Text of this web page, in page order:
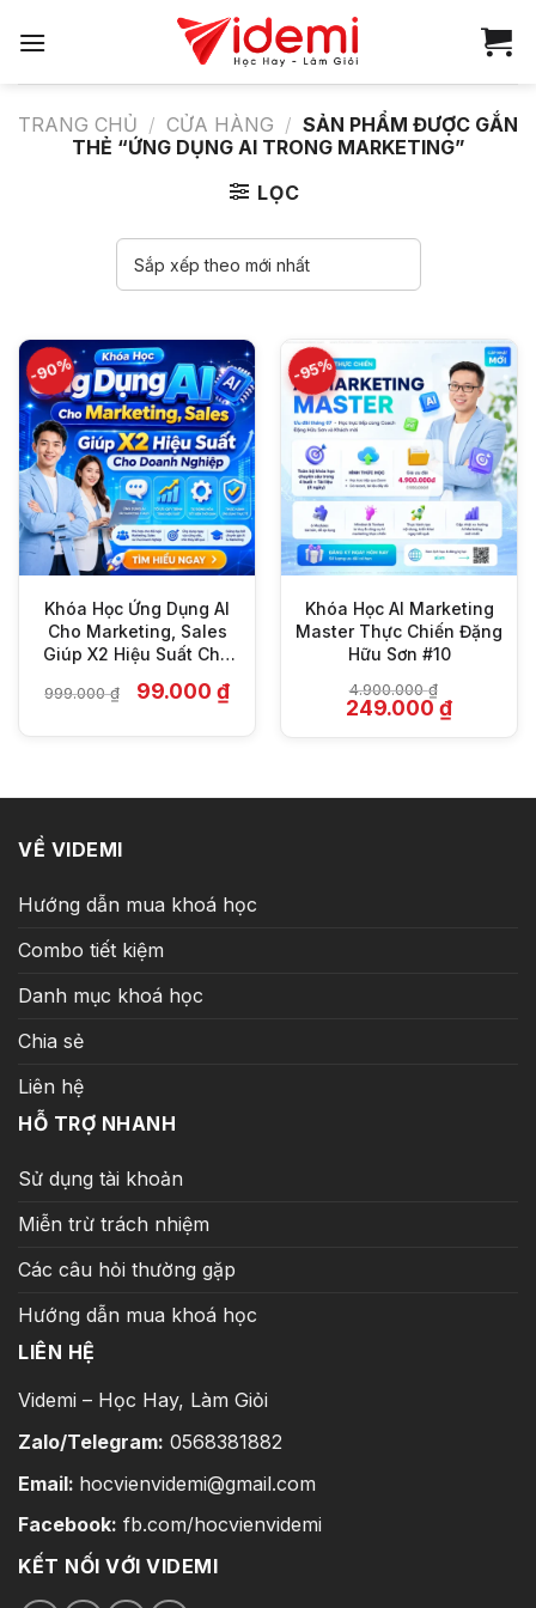
qua
TRANG CHỦ / CỬA HÀNG / SẢN PHẨM ĐƯỢC GẮN
THẺ “ỨNG DỤNG AI TRONG MARKETING”
LỌC
-90%
Khóa Học Ứng Dụng AI
Cho Marketing, Sales
Giúp X2 Hiệu Suất Cho
999.000₫ Giá
gốc
99.000 ₫Giá
hiện
-95%
Khóa Học AI Marketing
Master Thực Chiến Đặng
Hữu Sơn #10
4.900.000₫
Giá
gốc
249.000₫Giá
VỀ VIDEMI
Hướng dẫn mua khoá học
Combo tiết kiệm
Danh mục khoá học
Chia sẻ
Liên hệ
HỖ TRỢ NHANH
Sử dụng tài khoản
Miễn trừ trách nhiệm
Các câu hỏi thường gặp
Hướng dẫn mua khoá học
LIÊN HỆ
Videmi – Học Hay, Làm Giỏi
Zalo/Telegram: 0568381882
Email: hocvienvidemi@gmail.com
Facebook: fb.com/hocvienvidemi
KẾT NỐI VỚI VIDEMI